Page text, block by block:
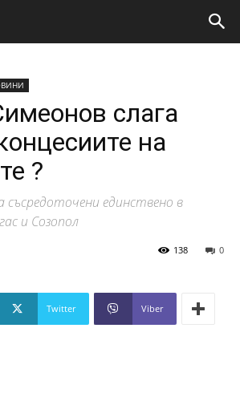
слага
на
?
съсредоточени единствено в
и Созопол
0
138
Twitter Viber